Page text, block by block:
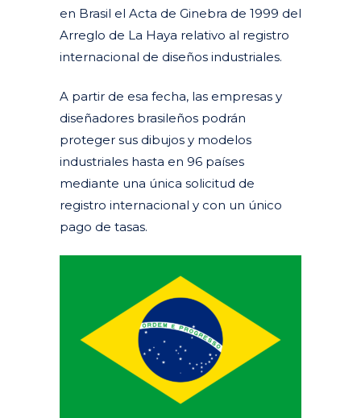
en Brasil el Acta de Ginebra de 1999 del
Arreglo de La Haya relativo al registro
internacional de diseños industriales.
A partir de esa fecha, las empresas y
diseñadores brasileños podrán
proteger sus dibujos y modelos
industriales hasta en 96 países
mediante una única solicitud de
registro internacional y con un único
pago de tasas.